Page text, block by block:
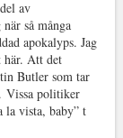
av
så många
apokalyps. Jag
här. Att det
Butler som tar
Vissa politiker
la vista, baby” t